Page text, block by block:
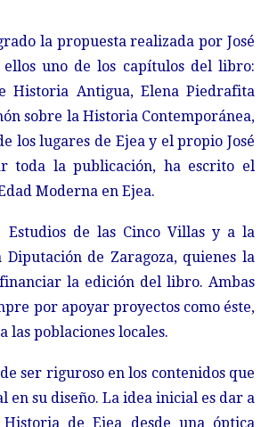
la propuesta realizada por José
uno de los capítulos del libro:
Historia Antigua, Elena Piedrafita
sobre la Historia Contemporánea,
los lugares de Ejea y el propio José
toda la publicación, ha escrito el
Moderna en Ejea.
de las Cinco Villas y a la
de Zaragoza, quienes la
la edición del libro. Ambas
por apoyar proyectos como éste,
las poblaciones locales.
ser riguroso en los contenidos que
en su diseño. La idea inicial es dar a
de Ejea desde una óptica